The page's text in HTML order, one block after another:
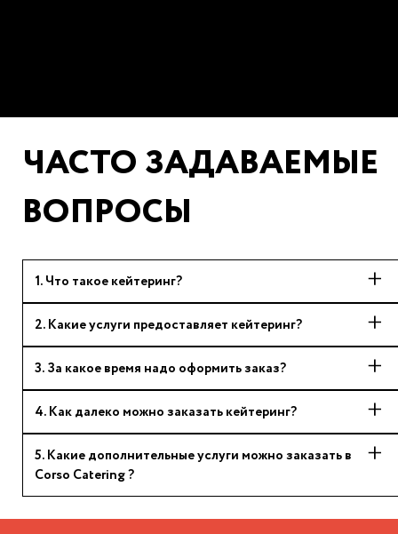
ЧАСТО ЗАДАВАЕМЫЕ
ВОПРОСЫ
1. Что такое кейтеринг?
2. Какие услуги предоставляет кейтеринг?
3. За какое время надо оформить заказ?
4. Как далеко можно заказать кейтеринг?
5. Какие дополнительные услуги можно заказать в
Corso Catering ?